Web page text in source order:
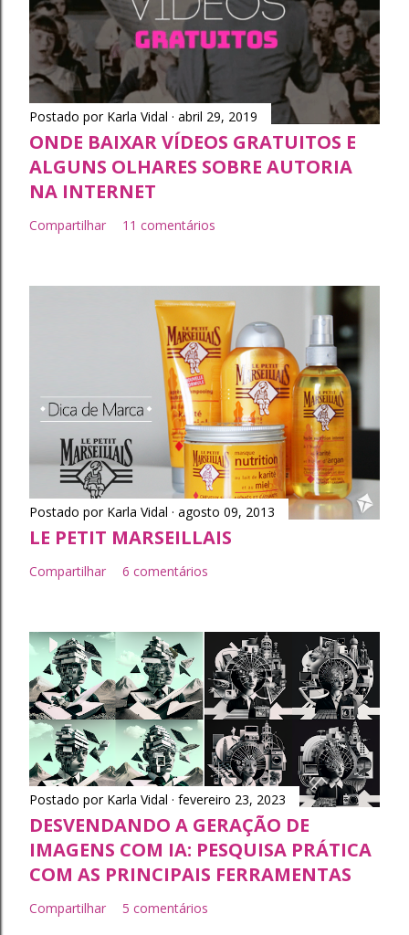
Postado por Karla Vidal abril 29, 2019
ONDE BAIXAR VÍDEOS GRATUITOS E
ALGUNS OLHARES SOBRE AUTORIA
NA INTERNET
Compartilhar 11 comentários
Postado por Karla Vidal agosto 09, 2013
LE PETIT MARSEILLAIS
Compartilhar 6 comentários
Postado por Karla Vidal fevereiro 23, 2023
DESVENDANDO A GERAÇÃO DE
IMAGENS COM IA: PESQUISA PRÁTICA
COM AS PRINCIPAIS FERRAMENTAS
Compartilhar 5 comentários